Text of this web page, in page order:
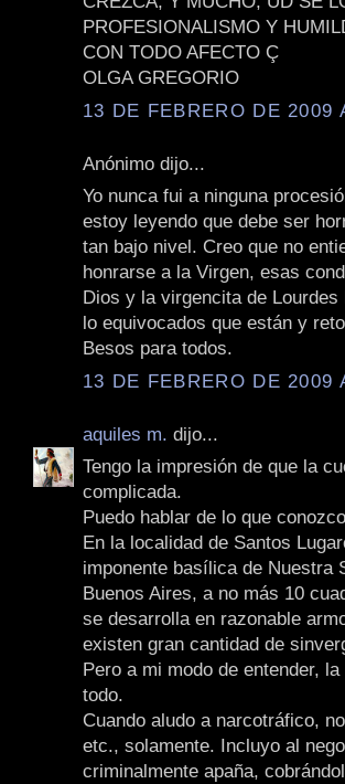
PROFESIONALISMO Y
CON TODO AFECTO Ç
OLGA GREGORIO
13 DE FEBRERO DE 2009
Anónimo dijo...
Yo nunca fui a ninguna
estoy leyendo que debe ser
tan bajo nivel. Creo que no
honrarse a la Virgen, esas
Dios y la virgencita de
lo equivocados que están y
Besos para todos.
13 DE FEBRERO DE 2009
aquiles m. dijo...
Tengo la impresión de que la
complicada.
Puedo hablar de lo que
En la localidad de Santos
imponente basílica de Nuestra
Buenos Aires, a no más 10
se desarrolla en razonable
existen gran cantidad de
Pero a mi modo de entender,
todo.
Cuando aludo a narcotráfico,
etc., solamente. Incluyo al
criminalmente apaña,